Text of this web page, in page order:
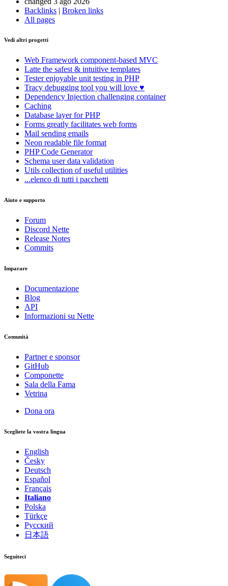
Backlinks | Broken links
All pages
Vedi altri progetti
Web Framework component-based MVC
Latte the safest & intuitive templates
Testerenjoyable unit testing in PHP
Tracy debugging tool you will love ♥
Dependency Injection challenging container
Caching
Database layer for PHP
Forms greatly facilitates web forms
Mail sending emails
Neon readable file format
PHP Code Generator
Schema user data validation
Utils collection of useful utilities
...elenco di tutti i pacchetti
Aiuto e supporto
Forum
Discord Nette
Release Notes
Commits
Imparare
Documentazione
Blog
API
Informazioni su Nette
Comunità
Partner e sponsor
GitHub
Componette
Sala della Fama
Vetrina
Dona ora
Scegliete la vostra lingua
English
Česky
Deutsch
Español
Français
Italiano
Polska
Türkçe
Русский
日本語
Seguiteci